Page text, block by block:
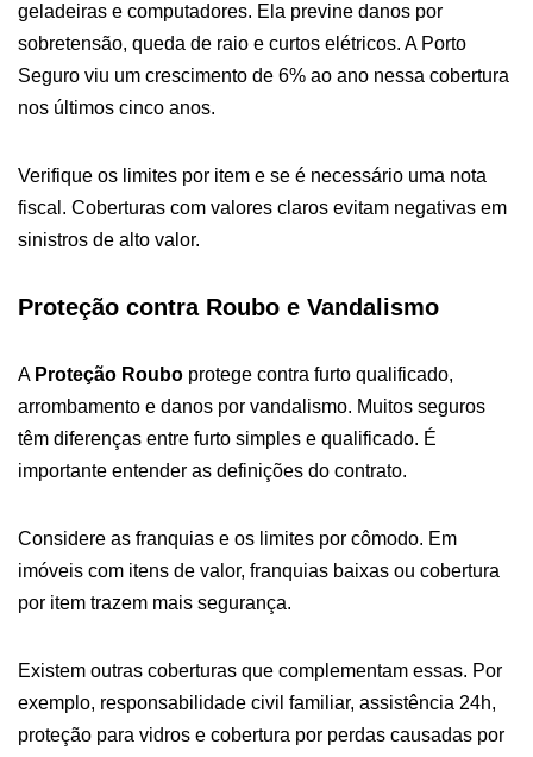
geladeiras e computadores. Ela previne danos por
sobretensão, queda de raio e curtos elétricos. A Porto
Seguro viu um crescimento de 6% ao ano nessa cobertura
nos últimos cinco anos.
Verifique os limites por item e se é necessário uma nota
fiscal. Coberturas com valores claros evitam negativas em
sinistros de alto valor.
Proteção contra Roubo e Vandalismo
A Proteção Roubo protege contra furto qualificado,
arrombamento e danos por vandalismo. Muitos seguros
têm diferenças entre furto simples e qualificado. É
importante entender as definições do contrato.
Considere as franquias e os limites por cômodo. Em
imóveis com itens de valor, franquias baixas ou cobertura
por item trazem mais segurança.
Existem outras coberturas que complementam essas. Por
exemplo, responsabilidade civil familiar, assistência 24h,
proteção para vidros e cobertura por perdas causadas por